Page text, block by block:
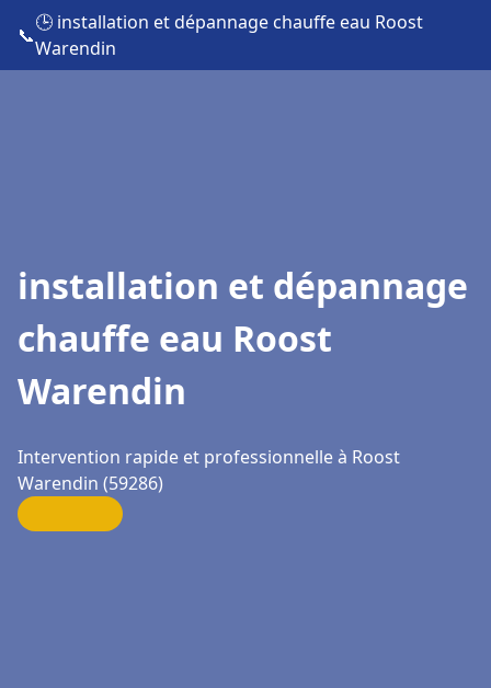
📞
🕒 installation et dépannage chauffe eau Roost
Warendin
installation et dépannage
chauffe eau Roost
Warendin
Intervention rapide et professionnelle à Roost
Warendin (59286)